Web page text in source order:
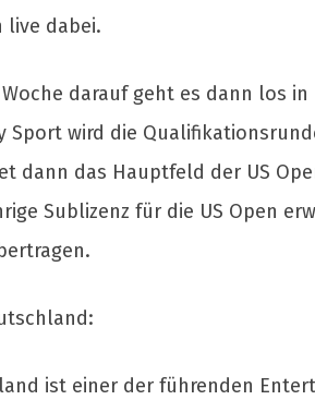
live dabei.
darauf geht es dann los
Sport wird die
dann das Hauptfeld der US
Sublizenz für die US Open
ist einer der führenden